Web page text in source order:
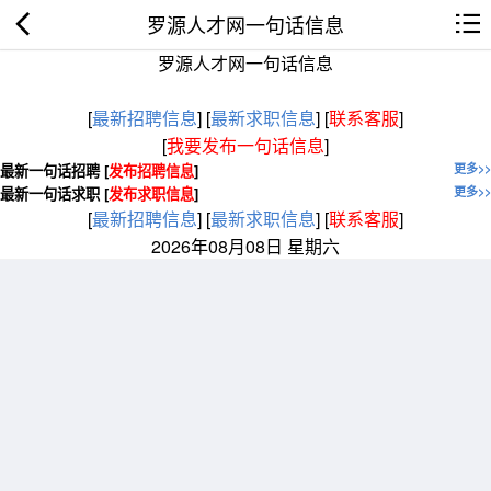
罗源人才网一句话信息
罗源人才网一句话信息
[最新招聘信息] [最新求职信息] [联系客服]
[我要发布一句话信息]
更多>>
最新一句话招聘 [发布招聘信息]
更多>>
最新一句话求职 [发布求职信息]
[最新招聘信息] [最新求职信息] [联系客服]
2026年08月08日 星期六